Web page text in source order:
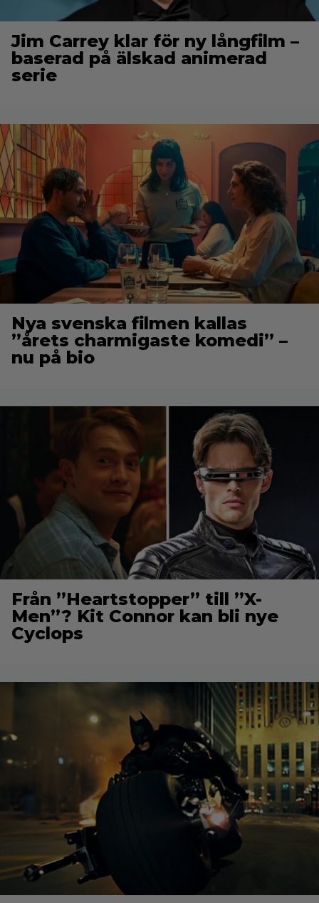
Jim Carrey klar för ny långfilm –
baserad på älskad animerad
serie
Nya svenska filmen kallas
”årets charmigaste komedi” –
nu på bio
Från ”Heartstopper” till ”X-
Men”? Kit Connor kan bli nye
Cyclops